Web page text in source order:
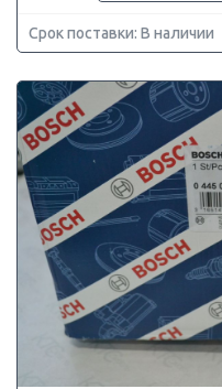
Срок поставки: В наличии